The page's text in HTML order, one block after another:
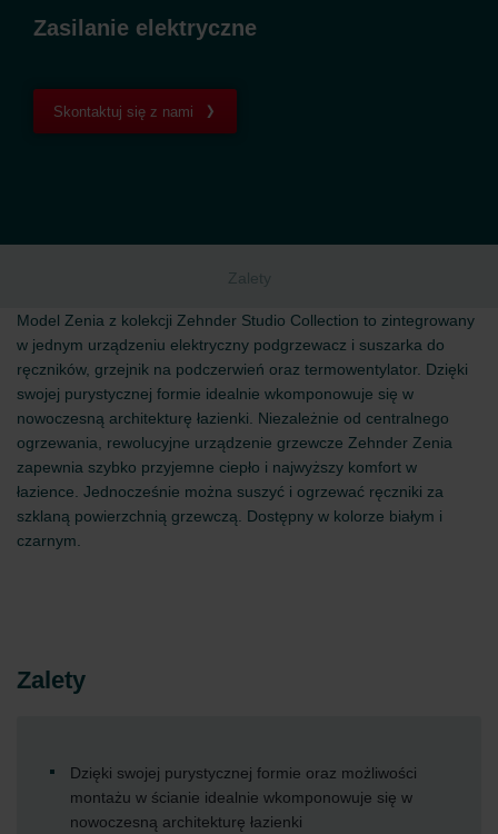
Zasilanie elektryczne
Skontaktuj się z nami
Zalety
Model Zenia z kolekcji Zehnder Studio Collection to zintegrowany
w jednym urządzeniu elektryczny podgrzewacz i suszarka do
ręczników, grzejnik na podczerwień oraz termowentylator. Dzięki
swojej purystycznej formie idealnie wkomponowuje się w
nowoczesną architekturę łazienki. Niezależnie od centralnego
ogrzewania, rewolucyjne urządzenie grzewcze Zehnder Zenia
zapewnia szybko przyjemne ciepło i najwyższy komfort w
łazience. Jednocześnie można suszyć i ogrzewać ręczniki za
szklaną powierzchnią grzewczą. Dostępny w kolorze białym i
czarnym.
Zalety
Dzięki swojej purystycznej formie oraz możliwości
montażu w ścianie idealnie wkomponowuje się w
nowoczesną architekturę łazienki